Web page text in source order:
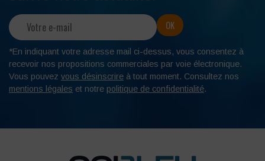
*En indiquant votre adresse mail ci-dessus, vous consentez à
recevoir nos propositions commerciales par voie électronique.
Vous pouvez vous désinscrire à tout moment. Consultez nos
mentions légales et notre politique de confidentialité.